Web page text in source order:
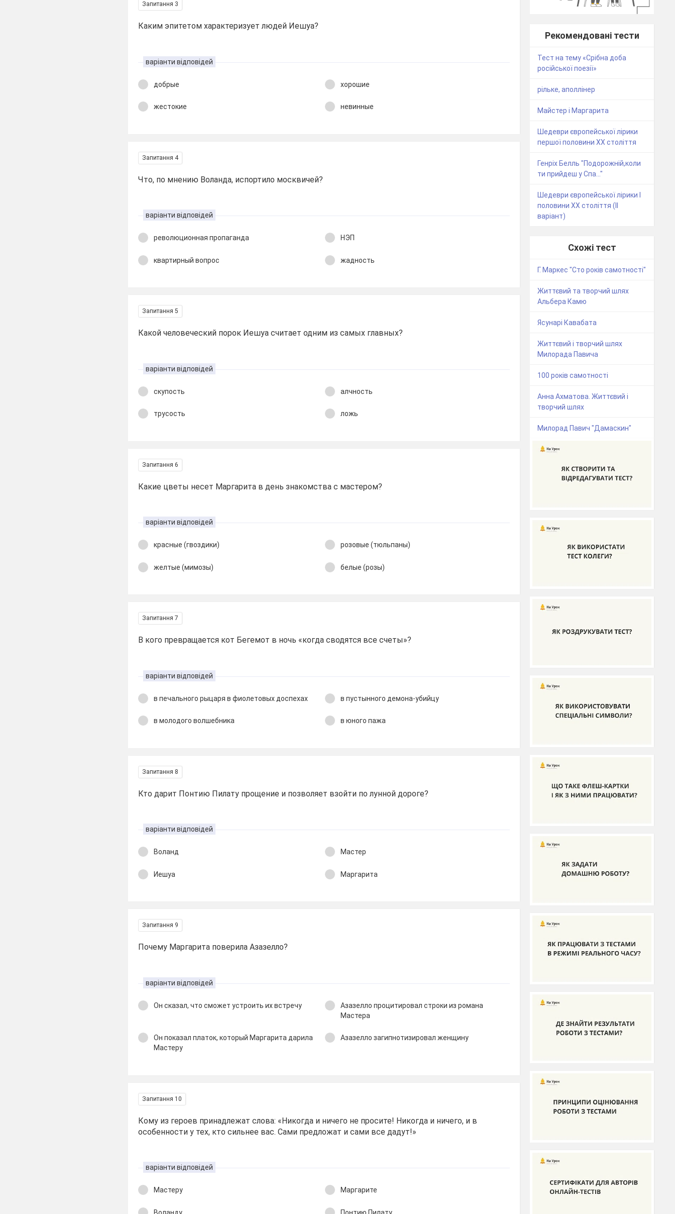
Запитання 3
Каким эпитетом характеризует людей Иешуа?
варіанти відповідей
добрые хорошие
жестокие невинные
Запитання 4
Что, по мнению Воланда, испортило москвичей?
варіанти відповідей
революционная пропаганда НЭП
квартирный вопрос жадность
Запитання 5
Какой человеческий порок Иешуа считает одним из самых главных?
варіанти відповідей
скупость алчность
трусость ложь
Запитання 6
Какие цветы несет Маргарита в день знакомства с мастером?
варіанти відповідей
красные (гвоздики) розовые (тюльпаны)
желтые (мимозы) белые (розы)
Запитання 7
В кого превращается кот Бегемот в ночь «когда сводятся все счеты»?
варіанти відповідей
в печального рыцаря в фиолетовых доспехах в пустынного демона-убийцу
в молодого волшебника в юного пажа
Запитання 8
Кто дарит Понтию Пилату прощение и позволяет взойти по лунной дороге?
варіанти відповідей
Воланд Мастер
Иешуа Маргарита
Запитання 9
Почему Маргарита поверила Азазелло?
варіанти відповідей
Он сказал, что сможет устроить их встречу
Азазелло процитировал строки из романа
Мастера
Он показал платок, который Маргарита дарила
Мастеру
Азазелло загипнотизировал женщину
Запитання 10
Кому из героев принадлежат слова: «Никогда и ничего не просите! Никогда и ничего, и в
особенности у тех, кто сильнее вас. Сами предложат и сами все дадут!»
варіанти відповідей
Мастеру Маргарите
Воланду Понтию Пилату
Рекомендовані тести
Тест на тему «Срібна доба
російської поезії»
рільке, аполлінер
Майстер і Маргарита
Шедеври європейської лірики
першої половини XX століття
Генріх Белль "Подорожній,коли
ти прийдеш у Спа..."
Шедеври європейської лірики І
половини XX століття (ІІ
варіант)
Схожі тест
Г. Маркес "Сто років самотності"
Життєвий та творчий шлях
Альбера Камю
Ясунарі Кавабата
Життєвий і творчий шлях
Милорада Павича
100 років самотності
Анна Ахматова. Життєвий і
творчий шлях
Милорад Павич "Дамаскин"